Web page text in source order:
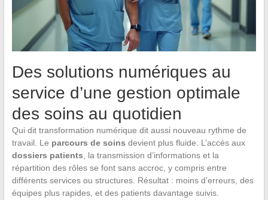
Des solutions numériques au
service d’une gestion optimale
des soins au quotidien
Qui dit transformation numérique dit aussi nouveau rythme de
travail. Le parcours de soins devient plus fluide. L’accès aux
dossiers patients , la transmission d’informations et la
répartition des rôles se font sans accroc, y compris entre
différents services ou structures. Résultat : moins d’erreurs, des
équipes plus rapides, et des patients davantage suivis.